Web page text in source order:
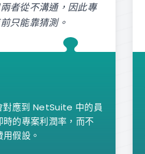
者從不溝通，因此專
只能靠猜測。
應到 NetSuite 中的員
的專案利潤率，而不
假設。